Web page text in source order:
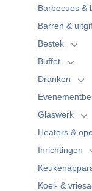
Barbecues &
Barren &
Bestek
Buffet
Dranken
Glaswerk
Heaters &
Inrichtingen
Koel- &